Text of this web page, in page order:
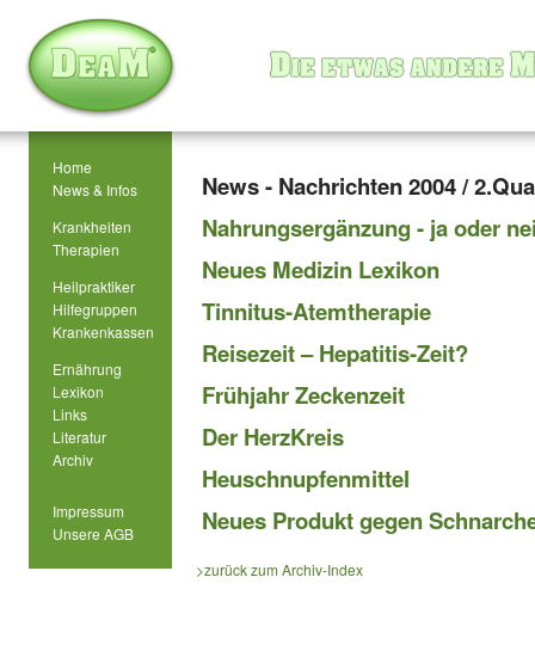
Home
News & Infos
Krankheiten
Therapien
Heilpraktiker
Hilfegruppen
Krankenkassen
Ernährung
Lexikon
Links
Literatur
Archiv
Impressum
Unsere AGB
News - Nachrichten 2004 /
Nahrungsergänzung - ja oder
Neues Medizin Lexikon
Tinnitus-Atemtherapie
Reisezeit – Hepatitis-Zeit?
Frühjahr Zeckenzeit
Der HerzKreis
Heuschnupfenmittel
Neues Produkt gegen
>zurück zum Archiv-Index